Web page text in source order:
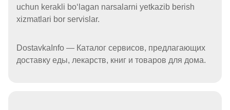
uchun kerakli boʻlagan narsalarni yetkazib berish
xizmatlari bor servislar.
DostavkaInfo — Каталог сервисов, предлагающих
доставку еды, лекарств, книг и товаров для дома.